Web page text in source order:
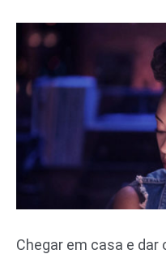
Chegar em casa e dar